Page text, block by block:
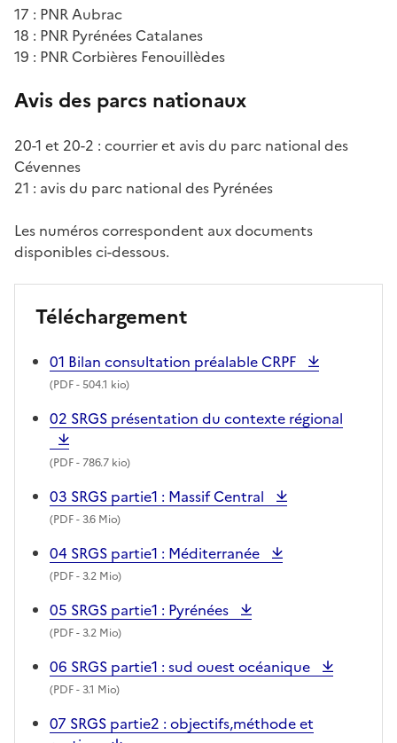
17 : PNR Aubrac
18 : PNR Pyrénées Catalanes
19 : PNR Corbières Fenouillèdes
Avis des parcs nationaux
20-1 et 20-2 : courrier et avis du parc national des
Cévennes
21 : avis du parc national des Pyrénées
Les numéros correspondent aux documents
disponibles ci-dessous.
Téléchargement
01 Bilan consultation préalable CRPF
(PDF- 504.1 kio)
02 SRGS présentation du contexte régional
(PDF- 786.7 kio)
03 SRGS partie1 : Massif Central
(PDF- 3.6 Mio)
04 SRGS partie1 : Méditerranée
(PDF- 3.2 Mio)
05 SRGS partie1 : Pyrénées
(PDF- 3.2 Mio)
06 SRGS partie1 : sud ouest océanique
(PDF- 3.1 Mio)
07 SRGS partie2 : objectifs,méthode et